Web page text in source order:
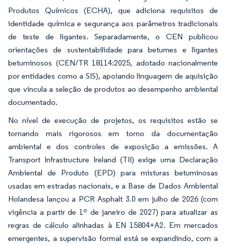
Produtos Químicos (ECHA), que adiciona requisitos de
identidade química e segurança aos parâmetros tradicionais
de teste de ligantes. Separadamente, o CEN publicou
orientações de sustentabilidade para betumes e ligantes
betuminosos (CEN/TR 18114:2025, adotado nacionalmente
por entidades como a SIS), apoiando linguagem de aquisição
que vincula a seleção de produtos ao desempenho ambiental
documentado.
No nível de execução de projetos, os requisitos estão se
tornando mais rigorosos em torno da documentação
ambiental e dos controles de exposição a emissões. A
Transport Infrastructure Ireland (TII) exige uma Declaração
Ambiental de Produto (EPD) para misturas betuminosas
usadas em estradas nacionais, e a Base de Dados Ambiental
Holandesa lançou a PCR Asphalt 3.0 em julho de 2026 (com
vigência a partir de 1º de janeiro de 2027) para atualizar as
regras de cálculo alinhadas à EN 15804+A2. Em mercados
emergentes, a supervisão formal está se expandindo, com a